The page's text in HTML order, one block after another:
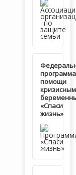
программа
помощи
кризисным
«Спаси
жизнь»